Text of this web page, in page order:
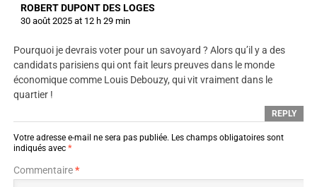
ROBERT DUPONT DES LOGES
30 août 2025 at 12 h 29 min
Pourquoi je devrais voter pour un savoyard ? Alors qu’il y a des
candidats parisiens qui ont fait leurs preuves dans le monde
économique comme Louis Debouzy, qui vit vraiment dans le
quartier !
REPLY
Votre adresse e-mail ne sera pas publiée. Les champs obligatoires sont
indiqués avec *
Commentaire*